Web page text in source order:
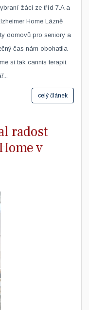
žáci ze tříd 7.A a
Home Lázně
domovů pro seniory a
čas nám obohatila
si tak cannis terapii.
celý článek
radost
v